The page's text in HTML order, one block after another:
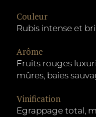
Couleur
Rubis intense et
Arôme
Fruits rouges
mûres, baies
Vinification
Egrappage total,